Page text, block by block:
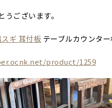
うございます。
ギ 耳付板 テーブルカウンタ
product/1259